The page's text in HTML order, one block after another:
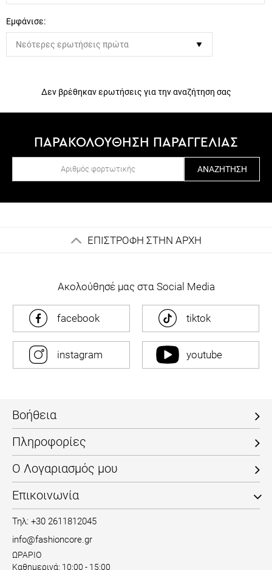
Εμφάνισε:
Δεν βρέθηκαν ερωτήσεις για την αναζήτηση σας
ΠΑΡΑΚΟΛΟΥΘΗΣΗ ΠΑΡΑΓΓΕΛΙΑΣ
ΑΝΑΖΉΤΗΣΗ
ΕΠΙΣΤΡΟΦΗ ΣΤΗΝ ΑΡΧΗ
Ακολούθησέ μας στα Social Media
facebook tiktok
instagram youtube
Βοήθεια
Πληροφορίες
Ο Λογαριασμός μου
Επικοινωνία
Τηλ: +30 2611812045
info@fashioncore.gr
ΩΡΑΡΙΟ
Καθημερινά: 10:00 - 15:00